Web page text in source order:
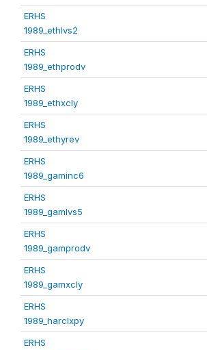
ERHS
1989_ethlvs2
ERHS
1989_ethprodv
ERHS
1989_ethxcly
ERHS
1989_ethyrev
ERHS
1989_gaminc6
ERHS
1989_gamlvs5
ERHS
1989_gamprodv
ERHS
1989_gamxcly
ERHS
1989_harclxpy
ERHS